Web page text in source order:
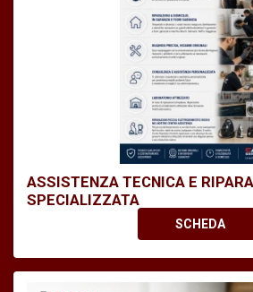
ASSISTENZA TECNICA E
SPECIALIZZATA
SCHEDA